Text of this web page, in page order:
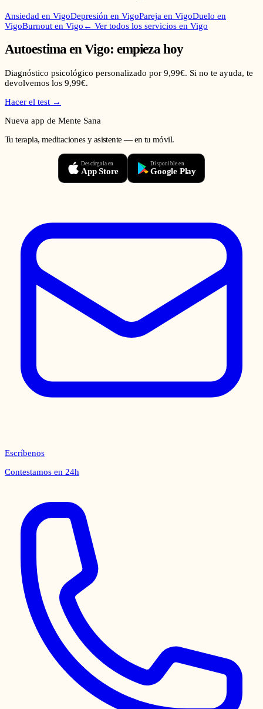
Ansiedad en VigoDepresión en VigoPareja en VigoDuelo en
VigoBurnout en Vigo ← Ver todos los servicios en Vigo
AutoestimaenVigo: empieza hoy
Diagnóstico psicológico personalizado por 9,99€. Si no te ayuda, te
devolvemos los 9,99€.
Hacer el test →
Nueva app de Mente Sana
Tu terapia, meditaciones y asistente — en tu móvil.
Descárgala en
App Store
Disponible en
Google Play
Escríbenos
Contestamos en 24h